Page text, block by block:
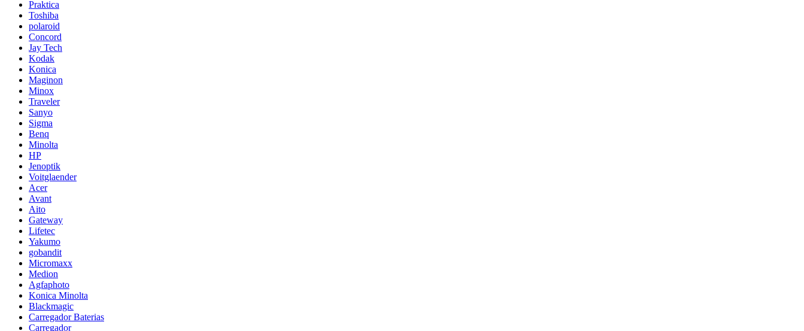
Praktica
Toshiba
polaroid
Concord
Jay Tech
Kodak
Konica
Maginon
Minox
Traveler
Sanyo
Sigma
Benq
Minolta
HP
Jenoptik
Voitglaender
Acer
Avant
Aito
Gateway
Lifetec
Yakumo
gobandit
Micromaxx
Medion
Agfaphoto
Konica Minolta
Blackmagic
Carregador Baterias
Carregador